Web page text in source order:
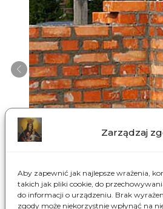
Zarządzaj
Aby zapewnić jak najlepsze wrażenia,
takich jak pliki cookie, do
do informacji o urządzeniu. Brak
zgody może niekorzystnie wpłynąć na